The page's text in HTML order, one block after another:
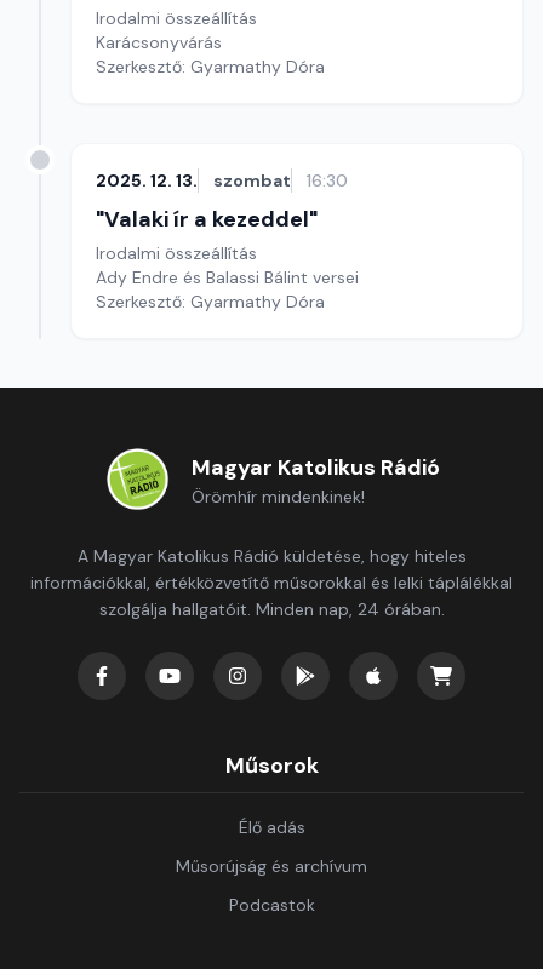
Irodalmi összeállítás
Karácsonyvárás
Szerkesztő: Gyarmathy Dóra
2025. 12. 13. szombat 16:30
"Valaki ír a kezeddel"
Irodalmi összeállítás
Ady Endre és Balassi Bálint versei
Szerkesztő: Gyarmathy Dóra
Magyar Katolikus Rádió
Örömhír mindenkinek!
A Magyar Katolikus Rádió küldetése, hogy hiteles
információkkal, értékközvetítő műsorokkal és lelki táplálékkal
szolgálja hallgatóit. Minden nap, 24 órában.
Műsorok
Élő adás
Műsorújság és archívum
Podcastok